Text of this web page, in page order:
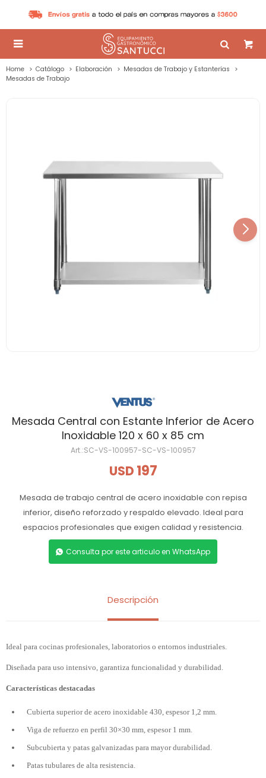

Home Catálogo Elaboración
Mesadas de Trabajo y Estanterías
Mesadas de Trabajo
Mesada Central con Estante Inferior de Acero
Inoxidable 120 x 60 x 85 cm
SC-VS-100957-SC-VS-100957
USD 197
Mesada de trabajo central de acero inoxidable con repisa
inferior, diseño reforzado y respaldo elevado. Ideal para
espacios profesionales que exigen calidad y resistencia.
Consulta por este articulo en WhatsApp
Descripción
Ideal para cocinas profesionales, laboratorios o entornos industriales.
Diseñada para uso intensivo, garantiza funcionalidad y durabilidad.
Características destacadas
Cubierta superior de acero inoxidable 430, espesor 1,2 mm.
Viga de refuerzo en perfil 30×30 mm, espesor 1 mm.
Subcubierta y patas galvanizadas para mayor durabilidad.
Patas tubulares de alta resistencia.